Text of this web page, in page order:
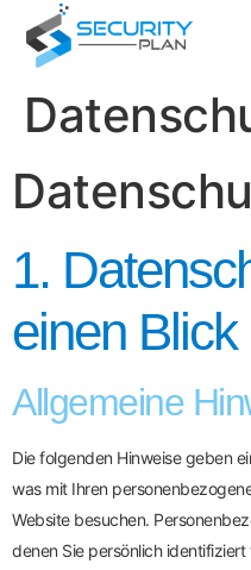
1.
einen Blick
Allgemeine
Die folgenden Hinweise geben
was mit Ihren
Website besuchen.
denen Sie persönlich